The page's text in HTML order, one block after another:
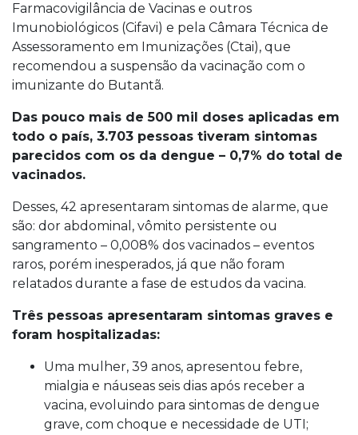
Farmacovigilância de Vacinas e outros
Imunobiológicos (Cifavi) e pela Câmara Técnica de
Assessoramento em Imunizações (Ctai), que
recomendou a suspensão da vacinação com o
imunizante do Butantã.
Das pouco mais de 500 mil doses aplicadas em
todo o país, 3.703 pessoas tiveram sintomas
parecidos com os da dengue – 0,7% do total de
vacinados.
Desses, 42 apresentaram sintomas de alarme, que
são: dor abdominal, vômito persistente ou
sangramento – 0,008% dos vacinados – eventos
raros, porém inesperados, já que não foram
relatados durante a fase de estudos da vacina.
Três pessoas apresentaram sintomas graves e
foram hospitalizadas:
Uma mulher, 39 anos, apresentou febre,
mialgia e náuseas seis dias após receber a
vacina, evoluindo para sintomas de dengue
grave, com choque e necessidade de UTI;